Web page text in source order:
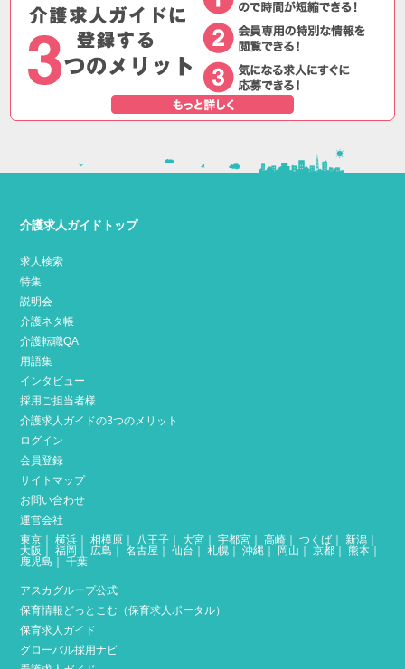
介護求人ガイドトップ
求人検索
特集
説明会
介護ネタ帳
介護転職QA
用語集
インタビュー
採用ご担当者様
介護求人ガイドの3つのメリット
ログイン
会員登録
サイトマップ
お問い合わせ
運営会社
東京 ｜横浜 ｜相模原 ｜ 八王子 ｜ 大宮 ｜宇都宮 ｜高崎 ｜つくば ｜ 新潟 ｜
大阪
｜福岡 広島 ｜名古屋 ｜仙台 ｜札幌 ｜沖縄 ｜ 岡山 ｜京都｜熊本｜
鹿児島 ｜千葉
アスカグループ公式
保育情報どっとこむ（保育求人ポータル）
保育求人ガイド
グローバル採用ナビ